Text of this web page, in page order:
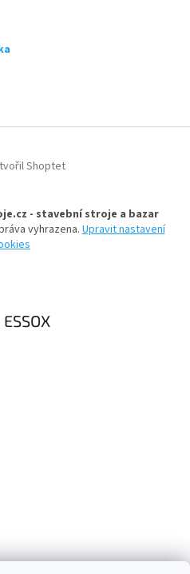
Shoptet
- stavební stroje a bazar
vyhrazena.Upravit nastavení